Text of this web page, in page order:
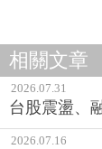
相關文章
2026.07.31
台股震盪、
2026.07.16